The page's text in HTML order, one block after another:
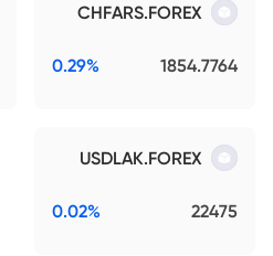
CHFARS.FOREX
1854.7764
0.29%
USDLAK.FOREX
22475
0.02%